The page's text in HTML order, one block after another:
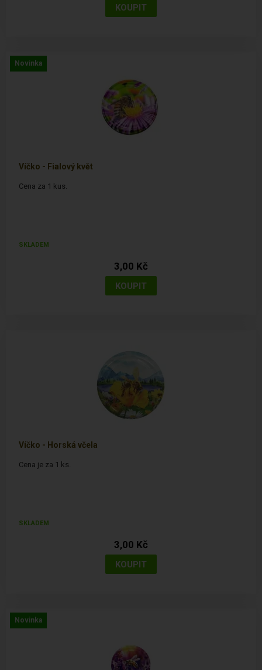
Novinka
Víčko - Fialový květ
Cena za 1 kus.
SKLADEM
3,00 Kč
Víčko - Horská včela
Cena je za 1 ks.
SKLADEM
3,00 Kč
Novinka